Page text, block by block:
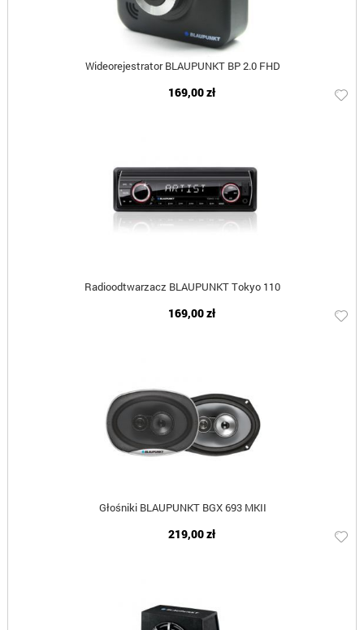
Wideorejestrator BLAUPUNKT BP 2.0 FHD
169,00 zł
Radioodtwarzacz BLAUPUNKT Tokyo 110
169,00 zł
Głośniki BLAUPUNKT BGX 693 MKII
219,00 zł